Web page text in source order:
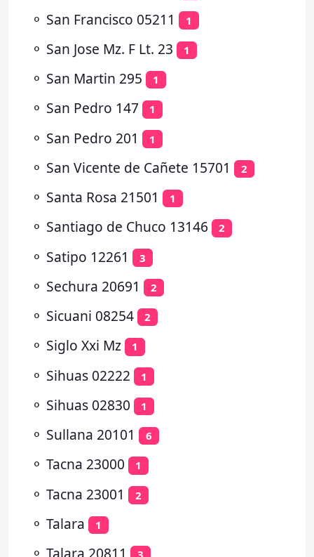
⚬ San Francisco 05211 1
⚬ San Jose Mz. F Lt. 23 1
⚬ San Martin 295 1
⚬ San Pedro 147 1
⚬ San Pedro 201 1
⚬ San Vicente de Cañete 15701 2
⚬ Santa Rosa 21501 1
⚬ Santiago de Chuco 13146 2
⚬ Satipo 12261 3
⚬ Sechura 20691 2
⚬ Sicuani 08254 2
⚬ Siglo Xxi Mz 1
⚬ Sihuas 02222 1
⚬ Sihuas 02830 1
⚬ Sullana 20101 6
⚬ Tacna 23000 1
⚬ Tacna 23001 2
⚬ Talara 1
⚬ Talara 20811 3